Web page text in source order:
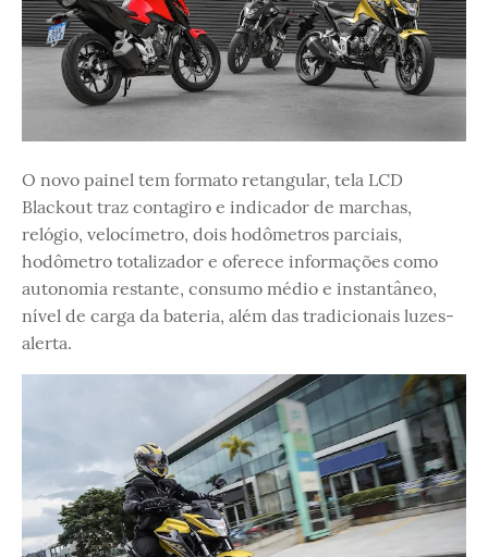
O novo painel tem formato retangular, tela LCD
Blackout traz contagiro e indicador de marchas,
relógio, velocímetro, dois hodômetros parciais,
hodômetro totalizador e oferece informações como
autonomia restante, consumo médio e instantâneo,
nível de carga da bateria, além das tradicionais luzes-
alerta.